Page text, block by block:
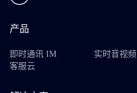
产品
即时通讯 IM 实时音视频
客服云